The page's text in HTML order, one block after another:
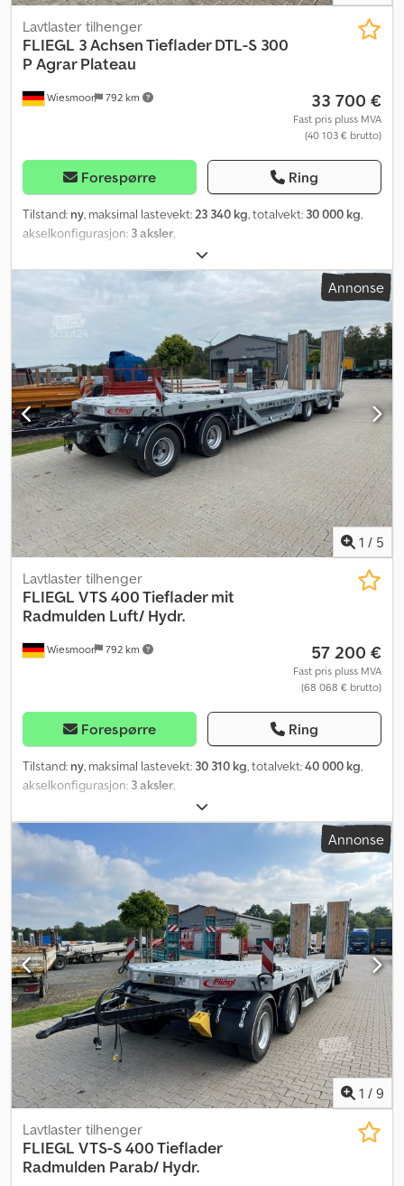
Wiesmoor 792 km
Lavtlaster tilhenger
FLIEGL 3 Achsen Tieflader DTL-S 300
P Agrar Plateau
33 700 €
Fast pris pluss MVA
(40 103 € brutto)
Forespørre Ring
Tilstand: ny, maksimal lastevekt:23 340 kg, totalvekt: 30 000 kg,
akselkonfigurasjon: 3 aksler,
Annonse
1 / 5
Wiesmoor 792 km
Lavtlaster tilhenger
FLIEGL VTS 400 Tieflader mit
Radmulden Luft/ Hydr.
57 200 €
Fast pris pluss MVA
(68 068 € brutto)
Forespørre Ring
Tilstand: ny, maksimal lastevekt: 30 310 kg, totalvekt:40 000 kg,
akselkonfigurasjon: 3 aksler,
Annonse
1 / 9
Lavtlaster tilhenger
FLIEGL VTS-S 400 Tieflader
Radmulden Parab/ Hydr.